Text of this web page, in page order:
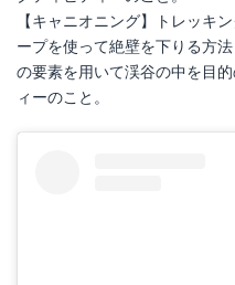
【キャニオニング】トレッキ
ープを使って絶壁を下りる方
の要素を用いて渓谷の中を目
ィーのこと。